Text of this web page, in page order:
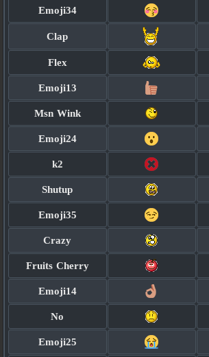
Emoji34
Clap
Flex
Emoji13
Msn Wink
Emoji24
k2
Shutup
Emoji35
Crazy
Fruits Cherry
Emoji14
No
Emoji25